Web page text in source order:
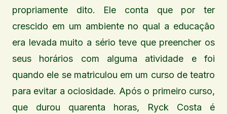
propriamente dito. Ele conta que por ter
crescido em um ambiente no qual a educação
era levada muito a sério teve que preencher os
seus horários com alguma atividade e foi
quando ele se matriculou em um curso de teatro
para evitar a ociosidade. Após o primeiro curso,
que durou quarenta horas, Ryck Costa é